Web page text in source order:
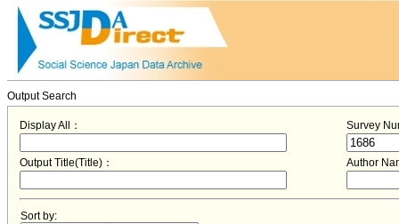
Output Search
Display All： Survey
Output Title(Title)： Author
Sort by: